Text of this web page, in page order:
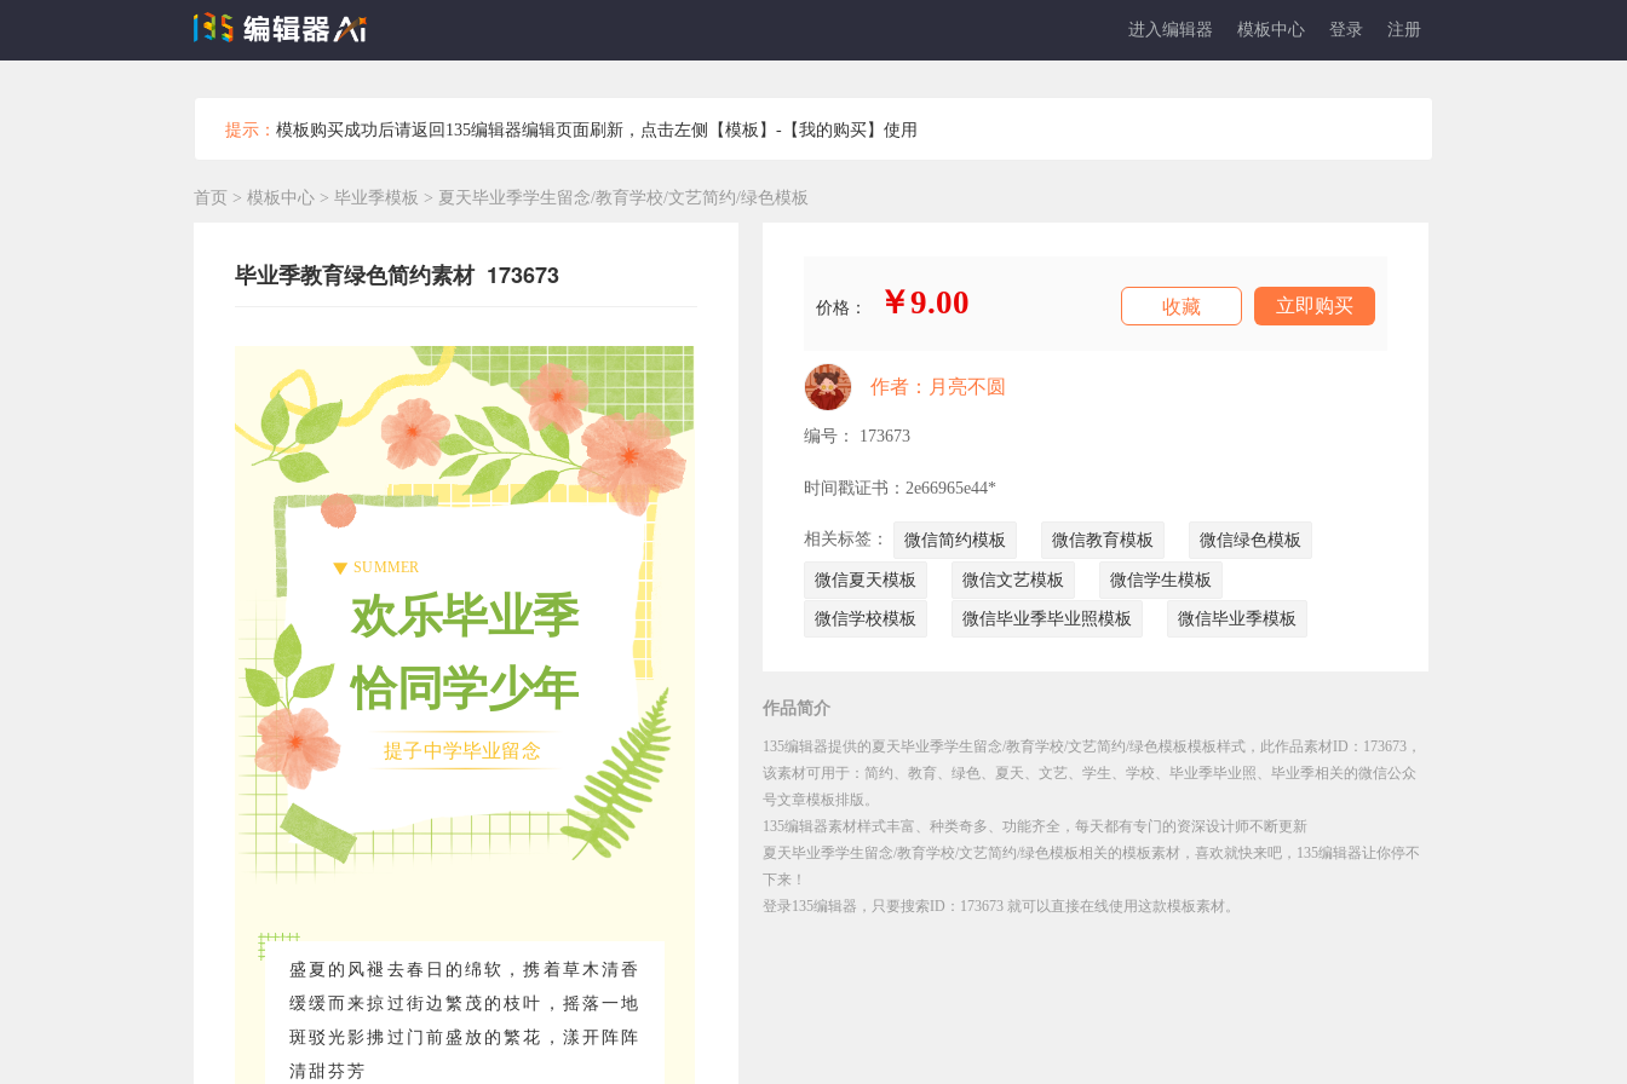
进入编辑器 模板中心 登录 注册
提示： 模板购买成功后请返回135编辑器编辑页面刷新，点击左侧【模板】-【我的购买】使用
首页 > 模板中心 > 毕业季模板 > 夏天毕业季学生留念/教育学校/文艺简约/绿色模板
毕业季教育绿色简约素材 173673
SUMMER
欢乐毕业季
恰同学少年
提子中学毕业留念
盛夏的风褪去春日的绵软，携着草木清香
缓缓而来掠过街边繁茂的枝叶，摇落一地
斑驳光影拂过门前盛放的繁花，漾开阵阵
清甜芬芳
价格： ￥9.00 立即购买
收藏
作者：月亮不圆
编号： 173673
时间戳证书：2e66965e44*
相关标签： 微信简约模板 微信教育模板 微信绿色模板
微信夏天模板 微信文艺模板 微信学生模板
微信学校模板 微信毕业季毕业照模板 微信毕业季模板
作品简介
135编辑器提供的夏天毕业季学生留念/教育学校/文艺简约/绿色模板模板样式，此作品素材ID：173673，
该素材可用于：简约、教育、绿色、夏天、文艺、学生、学校、毕业季毕业照、毕业季相关的微信公众
号文章模板排版。
135编辑器素材样式丰富、种类奇多、功能齐全，每天都有专门的资深设计师不断更新
夏天毕业季学生留念/教育学校/文艺简约/绿色模板相关的模板素材，喜欢就快来吧，135编辑器让你停不
下来！
登录135编辑器，只要搜索ID：173673 就可以直接在线使用这款模板素材。